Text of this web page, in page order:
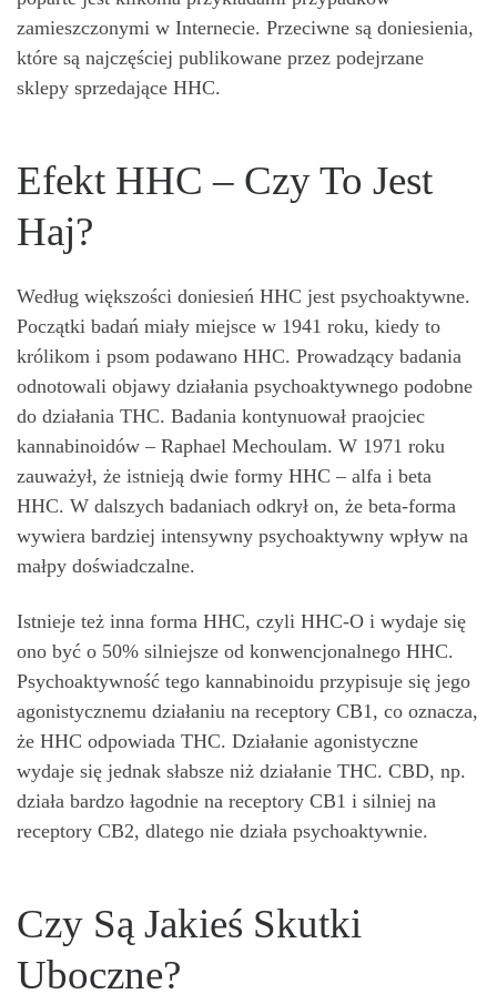
zamieszczonymi w Internecie. Przeciwne są doniesienia,
które są najczęściej publikowane przez podejrzane
sklepy sprzedające HHC.
Efekt HHC – Czy To Jest
Haj?
Według większości doniesień HHC jest psychoaktywne.
Początki badań miały miejsce w 1941 roku, kiedy to
królikom i psom podawano HHC. Prowadzący badania
odnotowali objawy działania psychoaktywnego podobne
do działania THC. Badania kontynuował praojciec
kannabinoidów – Raphael Mechoulam. W 1971 roku
zauważył, że istnieją dwie formy HHC – alfa i beta
HHC. W dalszych badaniach odkrył on, że beta-forma
wywiera bardziej intensywny psychoaktywny wpływ na
małpy doświadczalne.
Istnieje też inna forma HHC, czyli HHC-O i wydaje się
ono być o 50% silniejsze od konwencjonalnego HHC.
Psychoaktywność tego kannabinoidu przypisuje się jego
agonistycznemu działaniu na receptory CB1, co oznacza,
że HHC odpowiada THC. Działanie agonistyczne
wydaje się jednak słabsze niż działanie THC. CBD, np.
działa bardzo łagodnie na receptory CB1 i silniej na
receptory CB2, dlatego nie działa psychoaktywnie.
Czy Są Jakieś Skutki
Uboczne?